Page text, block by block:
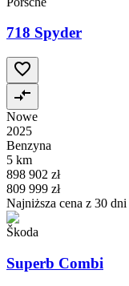
718 Spyder
Nowe
2025
Benzyna
5 km
898 902 zł
809 999 zł
Najniższa cena z 30 dni
Škoda
Superb Combi